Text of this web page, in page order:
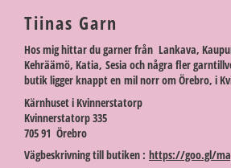
Tiinas Garn
Hos mig hittar du garner från Lankava,
Kehräämö, Katia, Sesia och några fler
butik ligger knappt en mil norr om Örebro, i
Kärnhuset i Kvinnerstatorp
Kvinnerstatorp 335
705 91 Örebro
Vägbeskrivning till butiken : https://goo.gl/